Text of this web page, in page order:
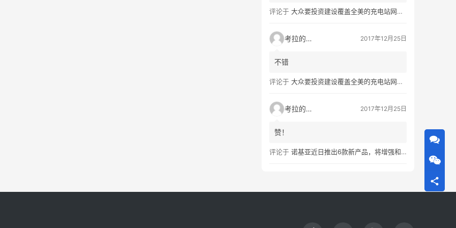
评论于 大众要投资建设覆盖全美的充电站网络，特斯拉也没闲着
考拉的生活 2017年12月25日
不错
评论于 大众要投资建设覆盖全美的充电站网络，特斯拉也没闲着
考拉的生活 2017年12月25日
赞！
评论于 诺基亚近日推出6款新产品，将增强和16家公司合作，VR领域发力明显